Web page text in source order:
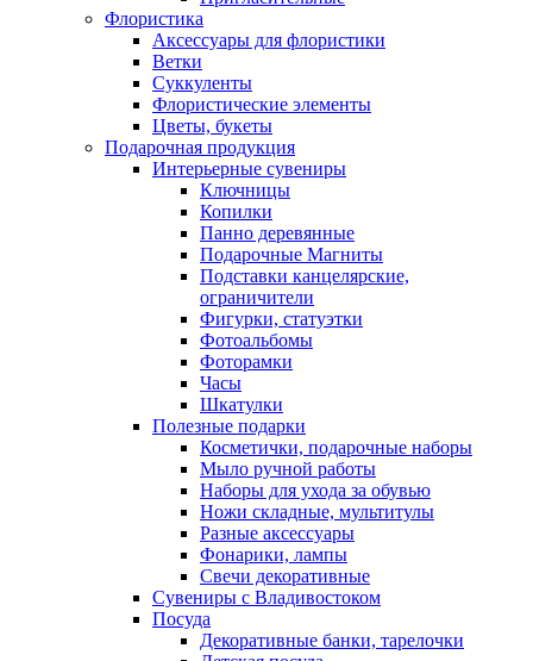
Флористика
Аксессуары для флористики
Ветки
Суккуленты
Флористические элементы
Цветы, букеты
Подарочная продукция
Интерьерные сувениры
Ключницы
Копилки
Панно деревянные
Подарочные Магниты
Подставки канцелярские,
ограничители
Фигурки, статуэтки
Фотоальбомы
Фоторамки
Часы
Шкатулки
Полезные подарки
Косметички, подарочные наборы
Мыло ручной работы
Наборы для ухода за обувью
Ножи складные, мультитулы
Разные аксессуары
Фонарики, лампы
Свечи декоративные
Сувениры с Владивостоком
Посуда
Декоративные банки, тарелочки